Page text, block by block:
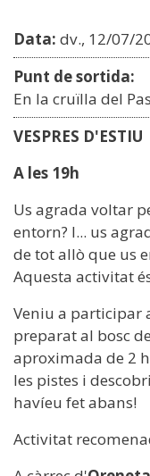
Data: dv., 12/07/
Punt de sortida:
En la cruïlla del
VESPRES D'ESTIU
A les 19h
Us agrada voltar
entorn? I... us
de tot allò que us
Aquesta activitat
Veniu a participar
preparat al bosc
aproximada de 2
les pistes i
havíeu fet abans!
Activitat